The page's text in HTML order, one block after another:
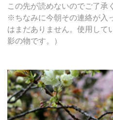
この先が読めないのでご了承
※ちなみに今朝その連絡が入
はまだありません。使用して
影の物です。）